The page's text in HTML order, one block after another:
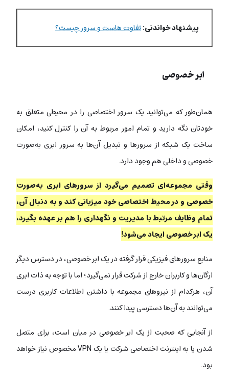
پیشنهاد خواندنی:تفاوت هاست و سرور چیست؟
ابر خصوصی
همان‌طور که می‌توانید یک سرور اختصاصی را در محیطی متعلق به
خودتان نگه دارید و تمام امور مربوط به آن را کنترل کنید، امکان
ساخت یک شبکه از سرورها و تبدیل آن‌ها به سرور ابری به‌صورت
خصوصی و داخلی هم وجود دارد.
وقتی مجموعه‌ای تصمیم می‌گیرد از سرورهای ابری به‌صورت
خصوصی و در محیط اختصاصی خود میزبانی کند و به دنبال آن،
تمام وظایف مرتبط با مدیریت و نگهداری را هم بر عهده بگیرد،
یک ابر خصوصی ایجاد می‌شود!
منابع سرورهای فیزیکی قرار گرفته در یک ابر خصوصی، در دسترس دیگر
ارگان‌ها و کاربران خارج از شرکت قرار نمی‌گیرد؛ اما با توجه به ذات ابری
آن، هرکدام از نیروهای مجموعه با داشتن اطلاعات کاربری درست
می‌توانند به آن‌ها دسترسی پیدا کنند.
از آنجایی که صحبت از یک ابر خصوصی در میان است، برای متصل
شدن یا به اینترنت اختصاصی شرکت یا یک VPN مخصوص نیاز خواهد
بود.